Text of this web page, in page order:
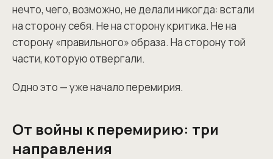
нечто, чего, возможно, не делали никогда: встали
на сторону себя. Не на сторону критика. Не на
сторону «правильного» образа. На сторону той
части, которую отвергали.
Одно это — уже начало перемирия.
От войны к перемирию: три
направления